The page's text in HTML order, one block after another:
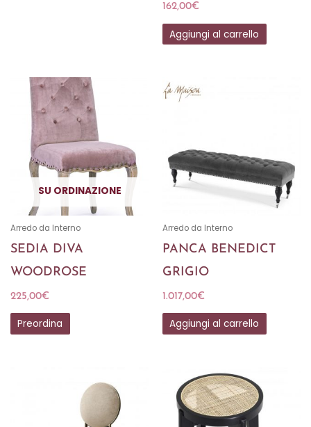
162,00€
Aggiungi al carrello
SU ORDINAZIONE
Arredo da Interno
SEDIA DIVA
WOODROSE
225,00€
Preordina
Arredo da Interno
PANCA BENEDICT
GRIGIO
1.017,00€
Aggiungi al carrello